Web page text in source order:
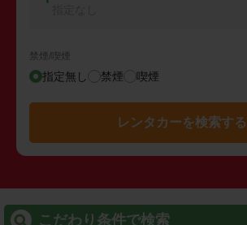
禁煙/喫煙
指定無し 禁煙 喫煙
レンタカーを検索する
こだわり条件で検索